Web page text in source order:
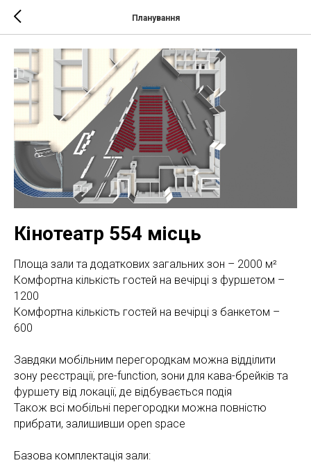
Планування
Кінотеатр 554 місць
Площа зали та додаткових загальних зон – 2000 м²
Комфортна кількість гостей на вечірці з фуршетом –
1200
Комфортна кількість гостей на вечірці з банкетом –
600
Завдяки мобільним перегородкам можна відділити
зону реєстрації, pre-function, зони для кава-брейків та
фуршету від локації, де відбувається подія
Також всі мобільні перегородки можна повністю
прибрати, залишивши open space
Базова комплектація зали: